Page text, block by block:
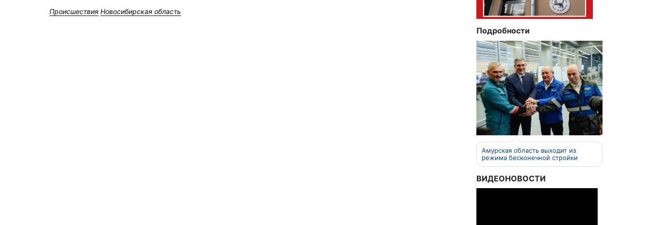
Происшествия Новосибирская область
Подробности
Амурская область выходит из
режима бесконечной стройки
ВИДЕОНОВОСТИ